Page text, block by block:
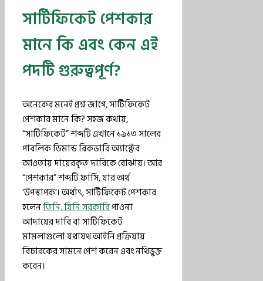
সার্টিফিকেট পেশকার
মানে কি এবং কেন এই
পদটি গুরুত্বপূর্ণ?
অনেকের মনেই প্রশ্ন জাগে, সার্টিফিকেট
পেশকার মানে কি? সহজ কথায়,
“সার্টিফিকেট” শব্দটি এখানে ১৯১৩ সালের
পাবলিক ডিমান্ড রিকভারি অ্যাক্টের
আওতায় দায়েরকৃত দাবিকে বোঝায়। আর
“পেশকার” শব্দটি ফার্সি, যার অর্থ
‘উপস্থাপক’। অর্থাৎ, সার্টিফিকেট পেশকার
হলেনতিনি, যিনি সরকারিপাওনা
আদায়ের দাবি বা সার্টিফিকেট
মামলাগুলো যথাযথ আইনি প্রক্রিয়ায়
বিচারকের সামনে পেশ করেন এবং নথিভুক্ত
করেন।